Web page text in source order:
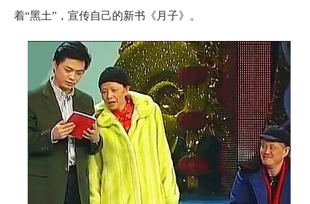
着“黑土”，宣传自己的新书《月子》。